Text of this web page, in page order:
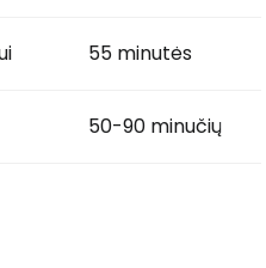
55 minutės
50-90 minučių